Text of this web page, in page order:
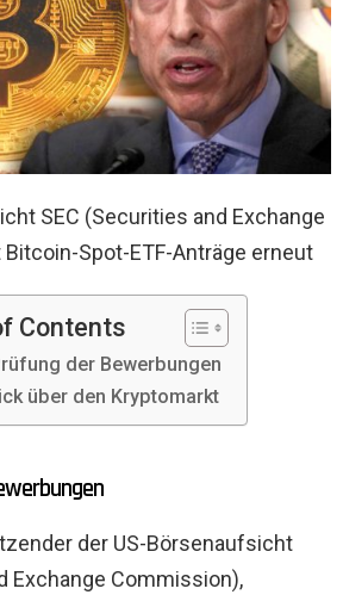
SEC (Securities and Exchange
Spot-ETF-Anträge erneut
Contents
der Bewerbungen
über den Kryptomarkt
der US-Börsenaufsicht
Exchange Commission),